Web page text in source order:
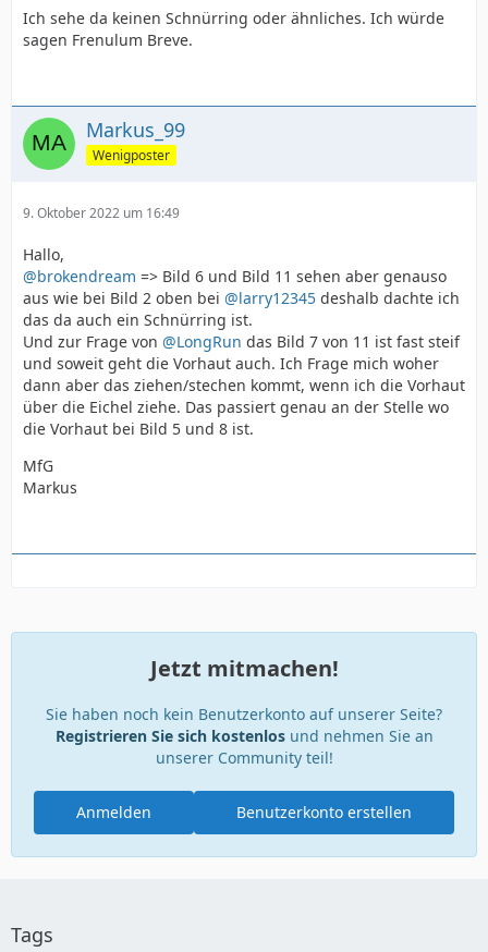
Ich sehe da keinen Schnürring oder ähnliches. Ich würde
sagen Frenulum Breve.
Markus_99
Wenigposter
9. Oktober 2022 um 16:49
Hallo,
@brokendream => Bild 6 und Bild 11 sehen aber genauso
aus wie bei Bild 2 oben bei @larry12345 deshalb dachte ich
das da auch ein Schnürring ist.
Und zur Frage von @LongRun das Bild 7 von 11 ist fast steif
und soweit geht die Vorhaut auch. Ich Frage mich woher
dann aber das ziehen/stechen kommt, wenn ich die Vorhaut
über die Eichel ziehe. Das passiert genau an der Stelle wo
die Vorhaut bei Bild 5 und 8 ist.
MfG
Markus
Jetzt mitmachen!
Sie haben noch kein Benutzerkonto auf unserer Seite?
Registrieren Sie sich kostenlosund nehmen Sie an
unserer Community teil!
Benutzerkonto erstellen
Anmelden
Tags